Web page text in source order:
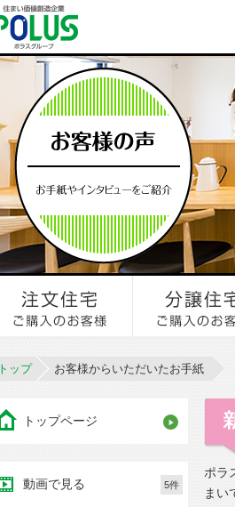
トップ お客様からいただいたお手紙
ポラ
まい
トップページ
動画で見る 5件